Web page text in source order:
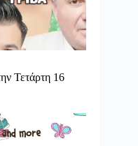
Τετάρτη 16